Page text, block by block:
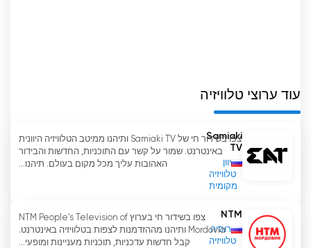
והעולם. הם יכולים להרגיש קרובים יותר למה שקורה
וללמוד קודם כל על החדשות. הודות לאפשרות לצפות
בטלוויזיה באינטרנט, הצופים יכולים ליהנות מהתוכניות
האהובות עליהם בזמן שנוח להם.
TV channel "78" צפה בסטרימינג בשידור
חי באינטרנט
עוד ערוצי טלוויזיה
Samiaki
TV
יוון
טלוויזיה
מקומית
צפו בשידור חי של Samiaki TV ותיהנו ממיטב הטלוויזיה היוונית
באינטרנט. שמור על קשר עם התוכניות, החדשות והבידור
האהובות עליך מכל מקום בעולם. תיהנו...
NTM
רוסיה
טלוויזיה
צפו בשידור חי בערוץ NTM People's Television of
Mordovia ותיהנו מההזדמנות לצפות בטלוויזיה באינטרנט.
קבל חדשות עדכניות, תוכניות מעניינות ומופעי...